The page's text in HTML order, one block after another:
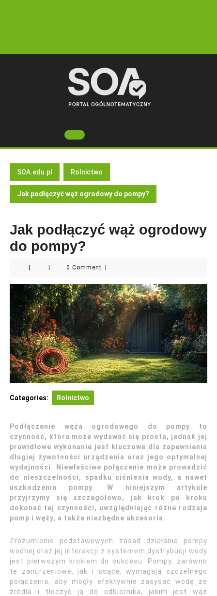
Open
Button
SOA.edu.pl Rolnictwo
Jak podłączyć wąż ogrodowy do pompy?
Jak podłączyć wąż ogrodowy
do pompy?
0 Comment
Categories: Rolnictwo
Podłączenie węża ogrodowego do pompy to
czynność, która może wydawać się prosta, jednak jej
prawidłowe wykonanie jest kluczowe dla zapewnienia
długiej żywotności urządzenia oraz jego optymalnej
wydajności. Niewłaściwe połączenie może prowadzić
do nieszczelności, spadku ciśnienia wody, a nawet
uszkodzenia pompy. W niniejszym artykule
przyjrzymy się szczegółowo, jak krok po kroku
dokonać tej czynności, uwzględniając różne rodzaje
pomp i węży, a także niezbędne akcesoria.
Zrozumienie podstawowych zasad działania pompy
wodnej oraz jej interakcji z systemem dystrybucji wody
jest pierwszym krokiem do sukcesu. Pompy, zarówno
te zanurzeniowe, jak i ssące, wymagają szczelnego
połączenia, aby mogły efektywnie zasysać wodę ze
źródła i tłoczyć ją do odbiornika, jakim jest wąż